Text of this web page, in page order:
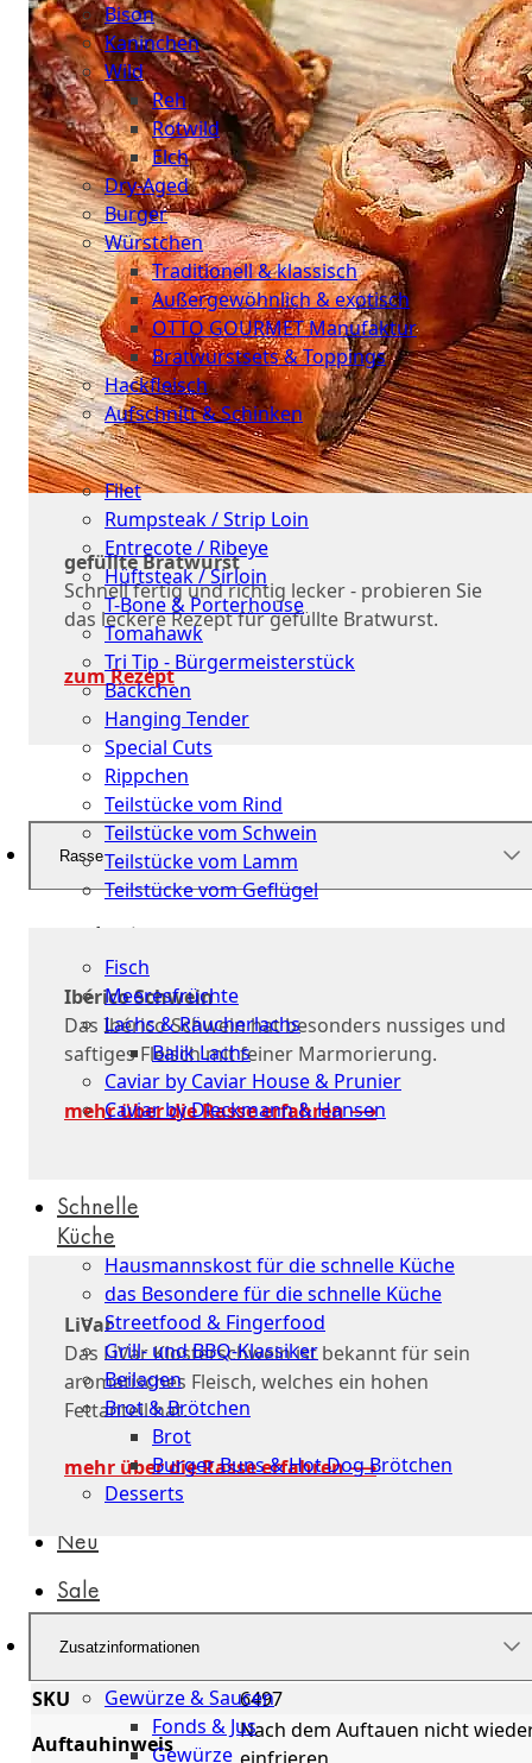
Bison
Kaninchen
Wild
Reh
Rotwild
Elch
Dry-Aged
Burger
Würstchen
Traditionell & klassisch
Außergewöhnlich & exotisch
OTTO GOURMET Manufaktur
Bratwurstsets & Toppings
Hackfleisch
Aufschnitt & Schinken
Cuts
Filet
Rumpsteak / Strip Loin
Entrecote / Ribeye
Hüftsteak / Sirloin
T-Bone & Porterhouse
Tomahawk
Tri Tip - Bürgermeisterstück
Bäckchen
Hanging Tender
Special Cuts
Rippchen
Teilstücke vom Rind
Teilstücke vom Schwein
Teilstücke vom Lamm
Teilstücke vom Geflügel
Seafood
Fisch
Meeresfrüchte
Lachs & Räucherlachs
Balik Lachs
Caviar by Caviar House & Prunier
Caviar by Dieckmann & Hansen
Schnelle
Küche
Hausmannskost für die schnelle Küche
das Besondere für die schnelle Küche
Streetfood & Fingerfood
Grill- und BBQ-Klassiker
Beilagen
Brot & Brötchen
Brot
Burger Buns & Hot Dog Brötchen
Desserts
Neu
Sale
&
Gewürze & Saucen
Fonds & Jus
Gewürze
gefüllte Bratwurst
Schnell fertig und richtig lecker - probieren Sie
das leckere Rezept für gefüllte Bratwurst.
zum Rezept
Rasse
Ibérico Schwein
Das Ibérico Schwein hat besonders nussiges und
saftiges Fleisch mit feiner Marmorierung.
mehr über die Rasse erfahren ⟶
LiVar
Das LiVar Klosterschwein ist bekannt für sein
aromatisches Fleisch, welches ein hohen
Fettanteil hat.
mehr über die Rasse erfahren ⟶
Zusatzinformationen
SKU
6497
Auftauhinweis
Nach dem Auftauen nicht